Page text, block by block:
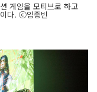
게임을 모티브로 하고
다. ⓒ임중빈